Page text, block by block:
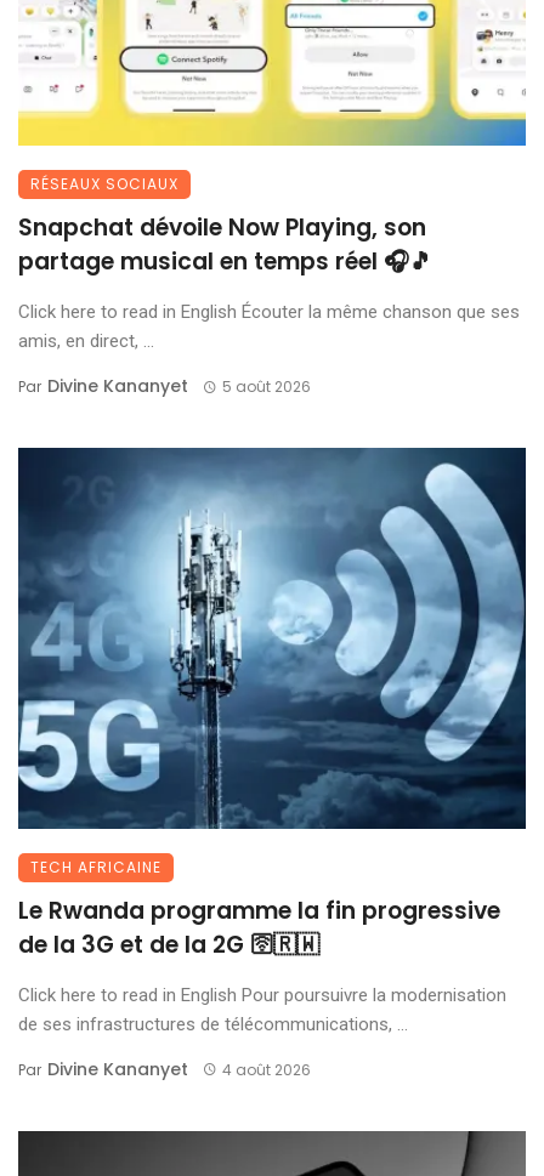
RÉSEAUX SOCIAUX
Snapchat dévoile Now Playing, son
partage musical en temps réel 🎧🎵
Click here to read in English Écouter la même chanson que ses
amis, en direct, ...
Par Divine Kananyet 5 août 2026
TECH AFRICAINE
Le Rwanda programme la fin progressive
de la 3G et de la 2G 🛜🇷🇼
Click here to read in English Pour poursuivre la modernisation
de ses infrastructures de télécommunications, ...
Par Divine Kananyet 4 août 2026